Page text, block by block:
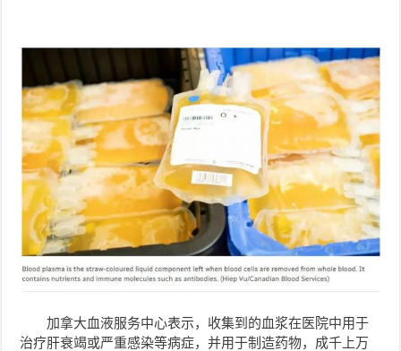
加拿大血液服务中心表示，收集到的血浆在医院中用于
治疗肝衰竭或严重感染等病症，并用于制造药物，成千上万